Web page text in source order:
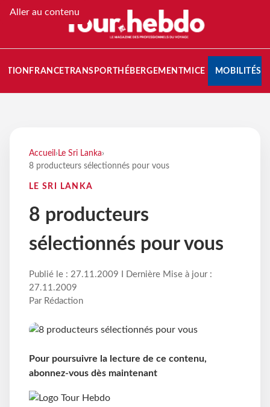
Aller au contenu
FRANCETRANSPORT HÉBERGEMENTMICE MOBILITÉS
Accueil › Le Sri Lanka›
8 producteurs sélectionnés pour vous
LE SRI LANKA
8 producteurs
sélectionnés pour vous
Publié le : 27.11.2009 I Dernière Mise à jour :
27.11.2009
Par Rédaction
Pour poursuivre la lecture de ce contenu,
abonnez-vous dès maintenant